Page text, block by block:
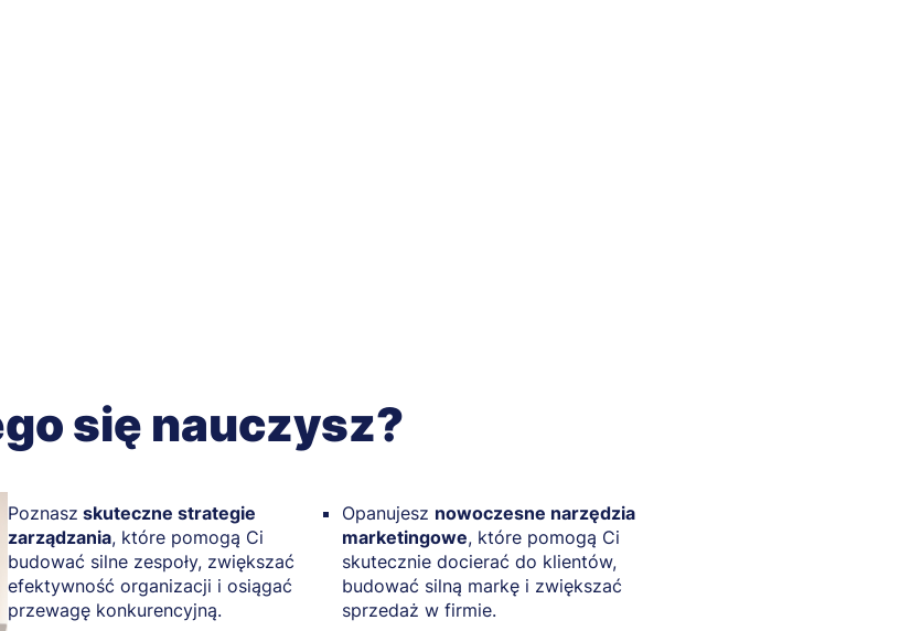
się nauczysz?
Poznasz skuteczne strategie
zarządzania, które pomogą Ci
budować silne zespoły, zwiększać
efektywność organizacji i osiągać
przewagę konkurencyjną.
Opanujesz nowoczesne narzędzia
marketingowe, które pomogą Ci
skutecznie docierać do klientów,
budować silną markę i zwiększać
sprzedaż w firmie.